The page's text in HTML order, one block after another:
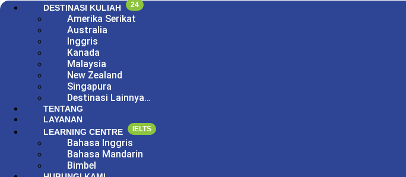
DESTINASI KULIAH 24
Amerika Serikat
Australia
Inggris
Kanada
Malaysia
New Zealand
Singapura
Destinasi Lainnya…
TENTANG
LAYANAN
LEARNING CENTRE
IELTS
Bahasa Inggris
Bahasa Mandarin
Bimbel